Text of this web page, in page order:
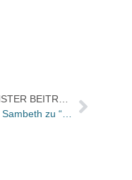
NÄCHSTER BEITRAG
Frank Sambeth zu “Ökonomie der Buchindustrie”